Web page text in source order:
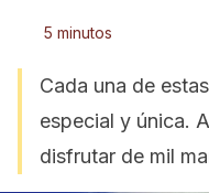
5 minutos
Cada una de
especial y única.
disfrutar de mil